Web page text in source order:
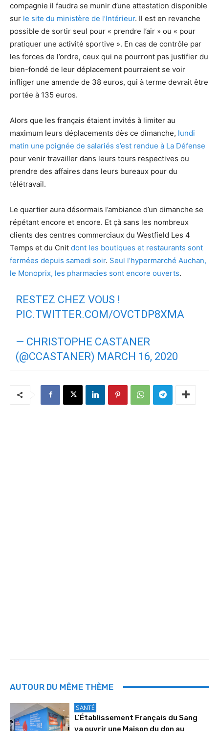
compagnie il faudra se munir d’une attestation disponible
sur le site du ministère de l’Intérieur. Il est en revanche
possible de sortir seul pour « prendre l’air » ou « pour
pratiquer une activité sportive ». En cas de contrôle par
les forces de l’ordre, ceux qui ne pourront pas justifier du
bien-fondé de leur déplacement pourraient se voir
infliger une amende de 38 euros, qui à terme devrait être
portée à 135 euros.
Alors que les français étaient invités à limiter au
maximum leurs déplacements dès ce dimanche, lundi
matin une poignée de salariés s’est rendue à La Défense
pour venir travailler dans leurs tours respectives ou
prendre des affaires dans leurs bureaux pour du
télétravail.
Le quartier aura désormais l’ambiance d’un dimanche se
répétant encore et encore. Et çà sans les nombreux
clients des centres commerciaux du Westfield Les 4
Temps et du Cnit dont les boutiques et restaurants sont
fermées depuis samedi soir. Seul l’hypermarché Auchan,
le Monoprix, les pharmacies sont encore ouverts.
RESTEZ CHEZ VOUS !
PIC.TWITTER.COM/OVCTDP8XMA
— CHRISTOPHE CASTANER
(@CCASTANER) MARCH 16, 2020
AUTOUR DU MÊME THÈME
SANTÉ
L’Établissement Français du Sang
va ouvrir une Maison du don au